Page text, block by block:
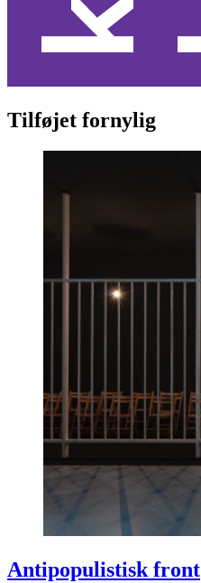
Tilføjet fornylig
Antipopulistisk front